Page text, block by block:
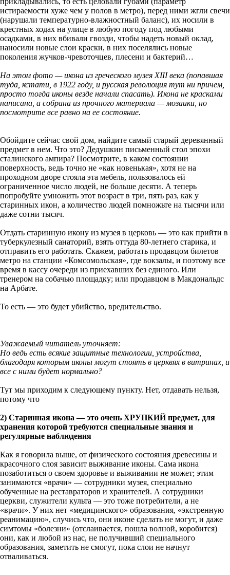
истираемости хуже чем у полов в метро), перед ними жгли свечи
(нарушали температурно-влажностный баланс), их носили в
крестных ходах на улице в любую погоду под любыми
осадками, в них вбивали гвозди, чтобы надеть новый оклад,
наносили новые слои краски, в них поселялись новые
поколения жучков-чревоточцев, плесени и бактерий…
На этом фото — икона из греческого музея XIII века (попавшая
туда, кстати, в 1922 году, и русская революция тут ни причем,
просто тогда иконы везде начали спасать). Икона не красками
написана, а собрана из прочного материала — мозаики, но
посмотрите все равно на ее состояние.
Обойдите сейчас свой дом, найдите самый старый деревянный
предмет в нем. Что это? Дедушкин письменный стол эпохи
сталинского ампира? Посмотрите, в каком состоянии
поверхность, ведь точно не «как новенькая», хотя не на
проходном дворе стояла эта мебель, пользовалось ей
ограниченное число людей, не больше десяти. А теперь
попробуйте умножить этот возраст в три, пять раз, как у
старинных икон, а количество людей помножьте на тысячи или
даже сотни тысяч.
Отдать старинную икону из музея в церковь — это как прийти в
туберкулезный санаторий, взять оттуда 80-летнего старика, и
отправить его работать. Скажем, работать продавцом билетов
метро на станции «Комсомольская», где вокзалы, и поэтому все
время в кассу очереди из приехавших без единого. Или
тренером на собачью площадку; или продавцом в Макдональдс
на Арбате.
То есть — это будет убийство, вредительство.
Уважаемый читатель уточняет:
Но ведь есть всякие защитные технологии, устройства,
благодаря которым иконы могут стоять в церквях в витринах, и
все с ними будет нормально?
Тут мы приходим к следующему пункту. Нет, отдавать нельзя,
потому что
2) Старинная икона — это очень ХРУПКИЙ предмет, для
хранения которой требуются специальные знания и
регулярные наблюдения
Как я говорила выше, от физического состояния древесины и
красочного слоя зависит выживание иконы. Сама икона
позаботиться о своем здоровье и выживании не может; этим
занимаются «врачи» — сотрудники музея, специально
обученные на реставраторов и хранителей. А сотрудники
церкви, служители культа — это тоже потребители, а не
«врачи». У них нет «медицинского» образования, «экстренную
реанимацию», случись что, они иконе сделать не могут, и даже
симтомы «болезни» (отслаивается, пошла волной, коробится)
они, как и любой из нас, не получивший специального
образования, заметить не смогут, пока слои не начнут
отваливаться.